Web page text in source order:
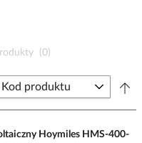
(0)
Hoymiles HMS-400-